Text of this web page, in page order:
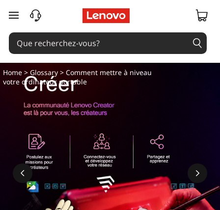
passer au contenu principal
Home >Glossary > Comment mettre à niveau
votre ordinateur portable